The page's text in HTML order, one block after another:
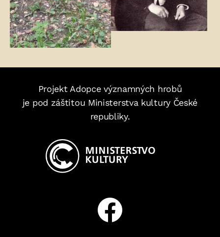
Projekt Adopce významných hrobů
je pod záštitou Ministerstva kultury České
republiky.
Facebook